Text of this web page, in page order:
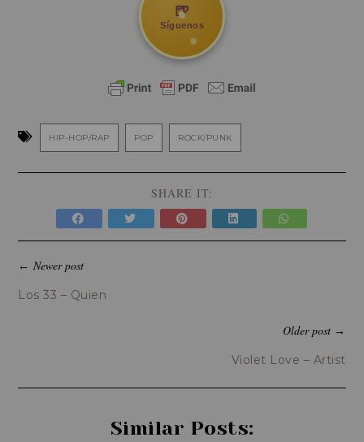
🍺
Síguenos
HIP-HOP/RAP POP ROCK/PUNK
SHARE IT:
←Newer post
Los 33 – Quien
Older post→
Violet Love – Artist
Similar Posts: